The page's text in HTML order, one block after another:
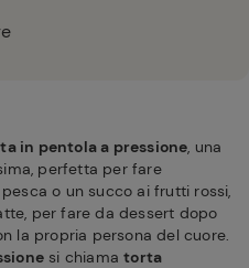
in pentola a pressione, una
perfetta per fare
o un succo ai frutti rossi,
per fare da dessert dopo
la propria persona del cuore.
si chiamatorta